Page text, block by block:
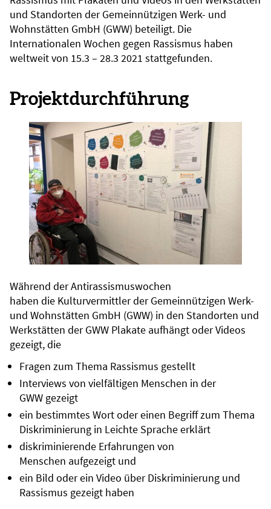
und Standorten der Gemeinnützigen Werk- und
Wohnstätten GmbH (GWW) beteiligt. Die
Internationalen Wochen gegen Rassismus haben
weltweit von 15.3 – 28.3 2021 stattgefunden.
Projektdurchführung
Während der Antirassismuswochen
haben die Kulturvermittler der Gemeinnützigen Werk-
und Wohnstätten GmbH (GWW) in den Standorten und
Werkstätten der GWW Plakate aufhängt oder Videos
gezeigt, die
Fragen zum Thema Rassismus gestellt
Interviews von vielfältigen Menschen in der
GWW gezeigt
ein bestimmtes Wort oder einen Begriff zum Thema
Diskriminierung in Leichte Sprache erklärt
diskriminierende Erfahrungen von
Menschen aufgezeigt und
ein Bild oder ein Video über Diskriminierung und
Rassismus gezeigt haben